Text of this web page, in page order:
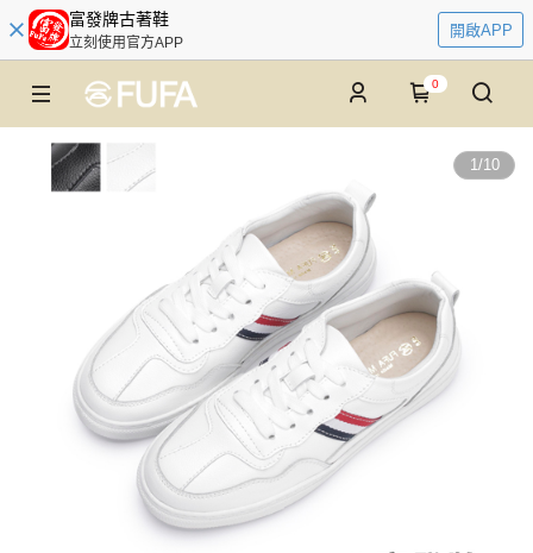
富發牌古著鞋
立刻使用官方APP
開啟APP
0
1/10